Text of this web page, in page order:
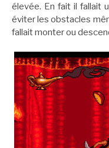
élevée. En fait il fallait
éviter les obstacles
fallait monter ou